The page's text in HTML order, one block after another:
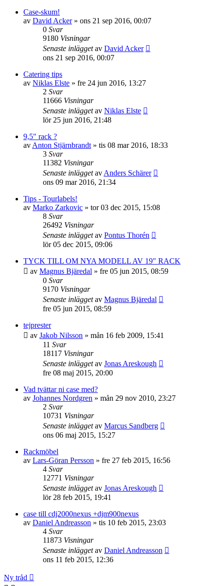
Case-skum!
av David Acker» ons 21 sep 2016, 00:07
0 Svar
9180 Visningar
Senaste inläggetav David Acker
ons 21 sep 2016, 00:07
Catering tips
av Niklas Elste » fre 24 jun 2016, 13:27
2 Svar
11666 Visningar
Senaste inläggetav Niklas Elste
lör 25 jun 2016, 21:48
9,5" rack ?
av Anton Stjärnbrandt » tis 08 mar 2016, 18:33
3 Svar
11382 Visningar
Senaste inläggetav Anders Schärer
ons 09 mar 2016, 21:34
Tips - Tourlabels!
av Marko Zarkovic » tor 03 dec 2015, 15:08
8 Svar
26492 Visningar
Senaste inläggetav Pontus Thorén
lör 05 dec 2015, 09:06
TYCK TILL OM NYA MODELL AV 19" RACK
av Magnus Bjäredal » fre 05 jun 2015, 08:59
0 Svar
9170 Visningar
Senaste inläggetav Magnus Bjäredal
fre 05 jun 2015, 08:59
tejprester
av Jakob Nilsson » mån 16 feb 2009, 15:41
11 Svar
18117 Visningar
Senaste inläggetav Jonas Areskough
fre 08 maj 2015, 20:00
Vad tvättar ni case med?
av Johannes Nordgren » mån 29 nov 2010, 23:27
2 Svar
10731 Visningar
Senaste inläggetav Marcus Sandberg
ons 06 maj 2015, 15:27
Rackmöbel
av Lars-Göran Persson » fre 27 feb 2015, 16:56
4 Svar
12771 Visningar
Senaste inläggetav Jonas Areskough
lör 28 feb 2015, 19:41
case till cdj2000nexus +djm900nexus
av Daniel Andreasson » tis 10 feb 2015, 23:03
4 Svar
11873 Visningar
Senaste inläggetav Daniel Andreasson
ons 11 feb 2015, 12:36
Ny tråd